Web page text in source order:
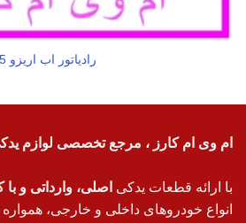
رادیاتور اب اریزو 5
ام وی ام کارز ، مرجع تخصصی لوازم
با ارائه قطعات یدکی اصلی، وارداتی و
انواع خودروهای داخلی و خارجی،